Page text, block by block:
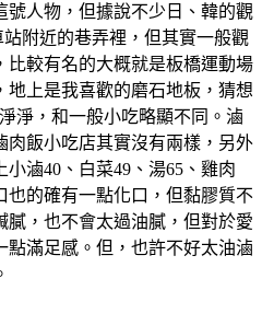
號人物，但據說不少日、韓的觀
附近的巷弄裡，但其實一般觀
比較有名的大概就是板橋運動場
地上是我喜歡的磨石地板，猜想
淨，和一般小吃略顯不同。滷
肉飯小吃店其實沒有兩樣，另外
滷40、白菜49、湯65、雞肉
也的確有一點化口，但黏膠質不
膩，也不會太過油膩，但對於愛
滿足感。但，也許不好太油滷